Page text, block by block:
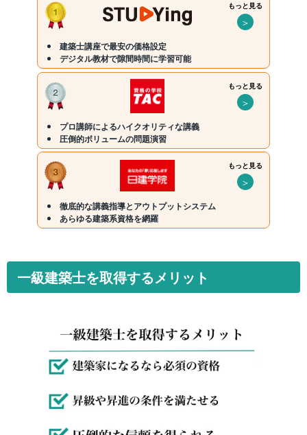
もっと見る
＞
建築士講座で最安の価格設定
デジタル教材で隙間時間に学習可能
もっと見る
＞
プロ講師によるハイクオリティな講義
圧倒的ボリュームの問題演習
もっと見る
＞
徹底的な講義指導とアウトプットシステム
あらゆる建築系資格を網羅
一級建築士を取得するメリット